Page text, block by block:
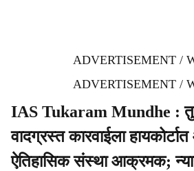
ADVERTISEMENT /
ADVERTISEMENT /
IAS Tukaram Mundhe :
वादग्रस्त कारवाईला
ऐतिहासिक संस्था आक्रमक;